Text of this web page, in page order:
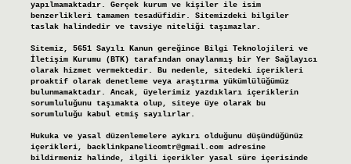
yapılmamaktadır. Gerçek kurum ve kişiler ile isim
benzerlikleri tamamen tesadüfidir. Sitemizdeki bilgiler
taslak halindedir ve tavsiye niteliği taşımazlar.
Sitemiz, 5651 Sayılı Kanun gereğince Bilgi Teknolojileri ve
İletişim Kurumu (BTK) tarafından onaylanmış bir Yer Sağlayıcı
olarak hizmet vermektedir. Bu nedenle, sitedeki içerikleri
proaktif olarak denetleme veya araştırma yükümlülüğümüz
bulunmamaktadır. Ancak, üyelerimiz yazdıkları içeriklerin
sorumluluğunu taşımakta olup, siteye üye olarak bu
sorumluluğu kabul etmiş sayılırlar.
Hukuka ve yasal düzenlemelere aykırı olduğunu düşündüğünüz
içerikleri, backlinkpanelicomtr@gmail.comadresine
bildirmeniz halinde, ilgili içerikler yasal süre içerisinde